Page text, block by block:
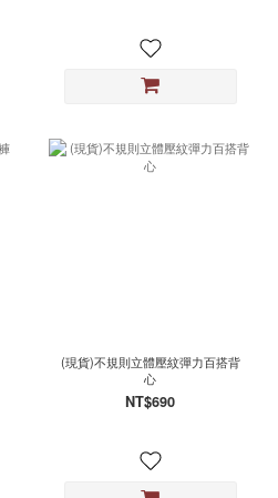
(現貨)不規則立體壓紋彈力百搭背
心
NT$690